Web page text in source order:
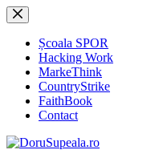
Sari
la
conținutȘcoala SPOR
Hacking Work
MarkeThink
CountryStrike
FaithBook
Contact